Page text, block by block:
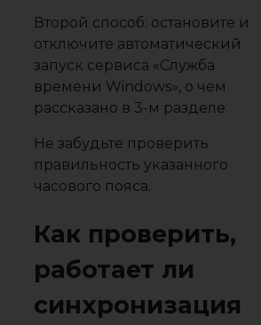
Второй способ: остановите и
отключите автоматический
запуск сервиса «Служба
времени Windows», о чем
рассказано в 3-м разделе.
Не забудьте проверить
правильность указанного
часового пояса.
Как проверить,
работает ли
синхронизация